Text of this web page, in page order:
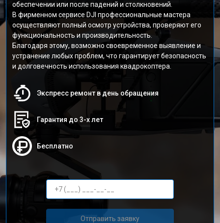
обеспечении или после падений и столкновений.
В фирменном сервисе DJI профессиональные мастера
осуществляют полный осмотр устройства, проверяют его
функциональность и производительность.
Благодаря этому, возможно своевременное выявление и
устранение любых проблем, что гарантирует безопасность
и долговечность использования квадрокоптера.
Экспресс ремонт в день обращения
Гарантия до 3-х лет
Бесплатно
Отправить заявку